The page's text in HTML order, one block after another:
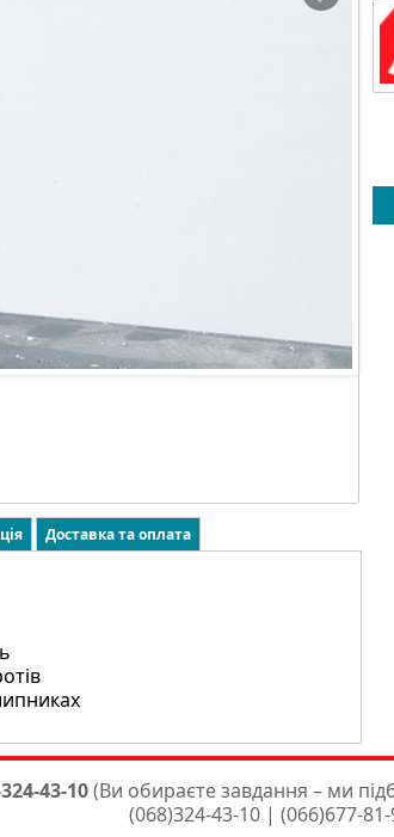
Доставка та оплата
43-10(Ви обираєте завдання – ми
(068)324-43-10 | (066)677-